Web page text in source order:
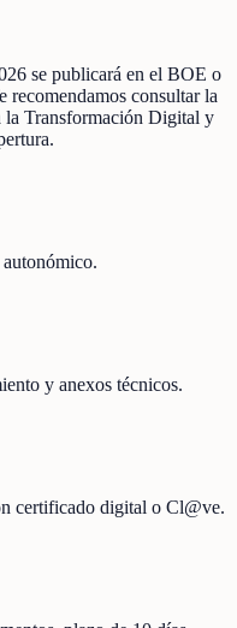
se publicará en el BOE o
recomendamos consultar la
Transformación Digital y
y anexos técnicos.
certificado digital o Cl@ve.